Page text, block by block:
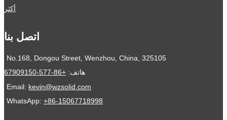
أكثر
اتصل بنا
No.168, Dongou Street, Wenzhou, China, 325105
هاتف: +86-577-67909150
Email: kevin@wzsolid.com
WhatsApp: +86-15067718998